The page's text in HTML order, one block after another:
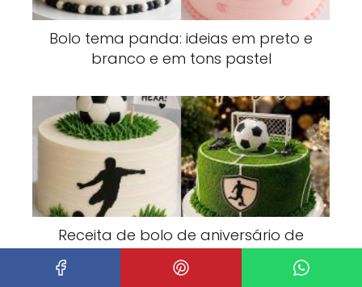
Bolo tema panda: ideias em preto e
branco e em tons pastel
Receita de bolo de aniversário de
futebol com grama verde